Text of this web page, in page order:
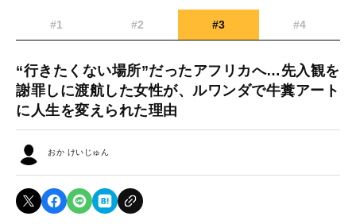
#1 #2 #3 #4
“行きたくない場所”だったアフリカへ…先入観を
謝罪しに渡航した女性が、ルワンダで牛糞アート
に人生を変えられた理由
おか けいじゅん